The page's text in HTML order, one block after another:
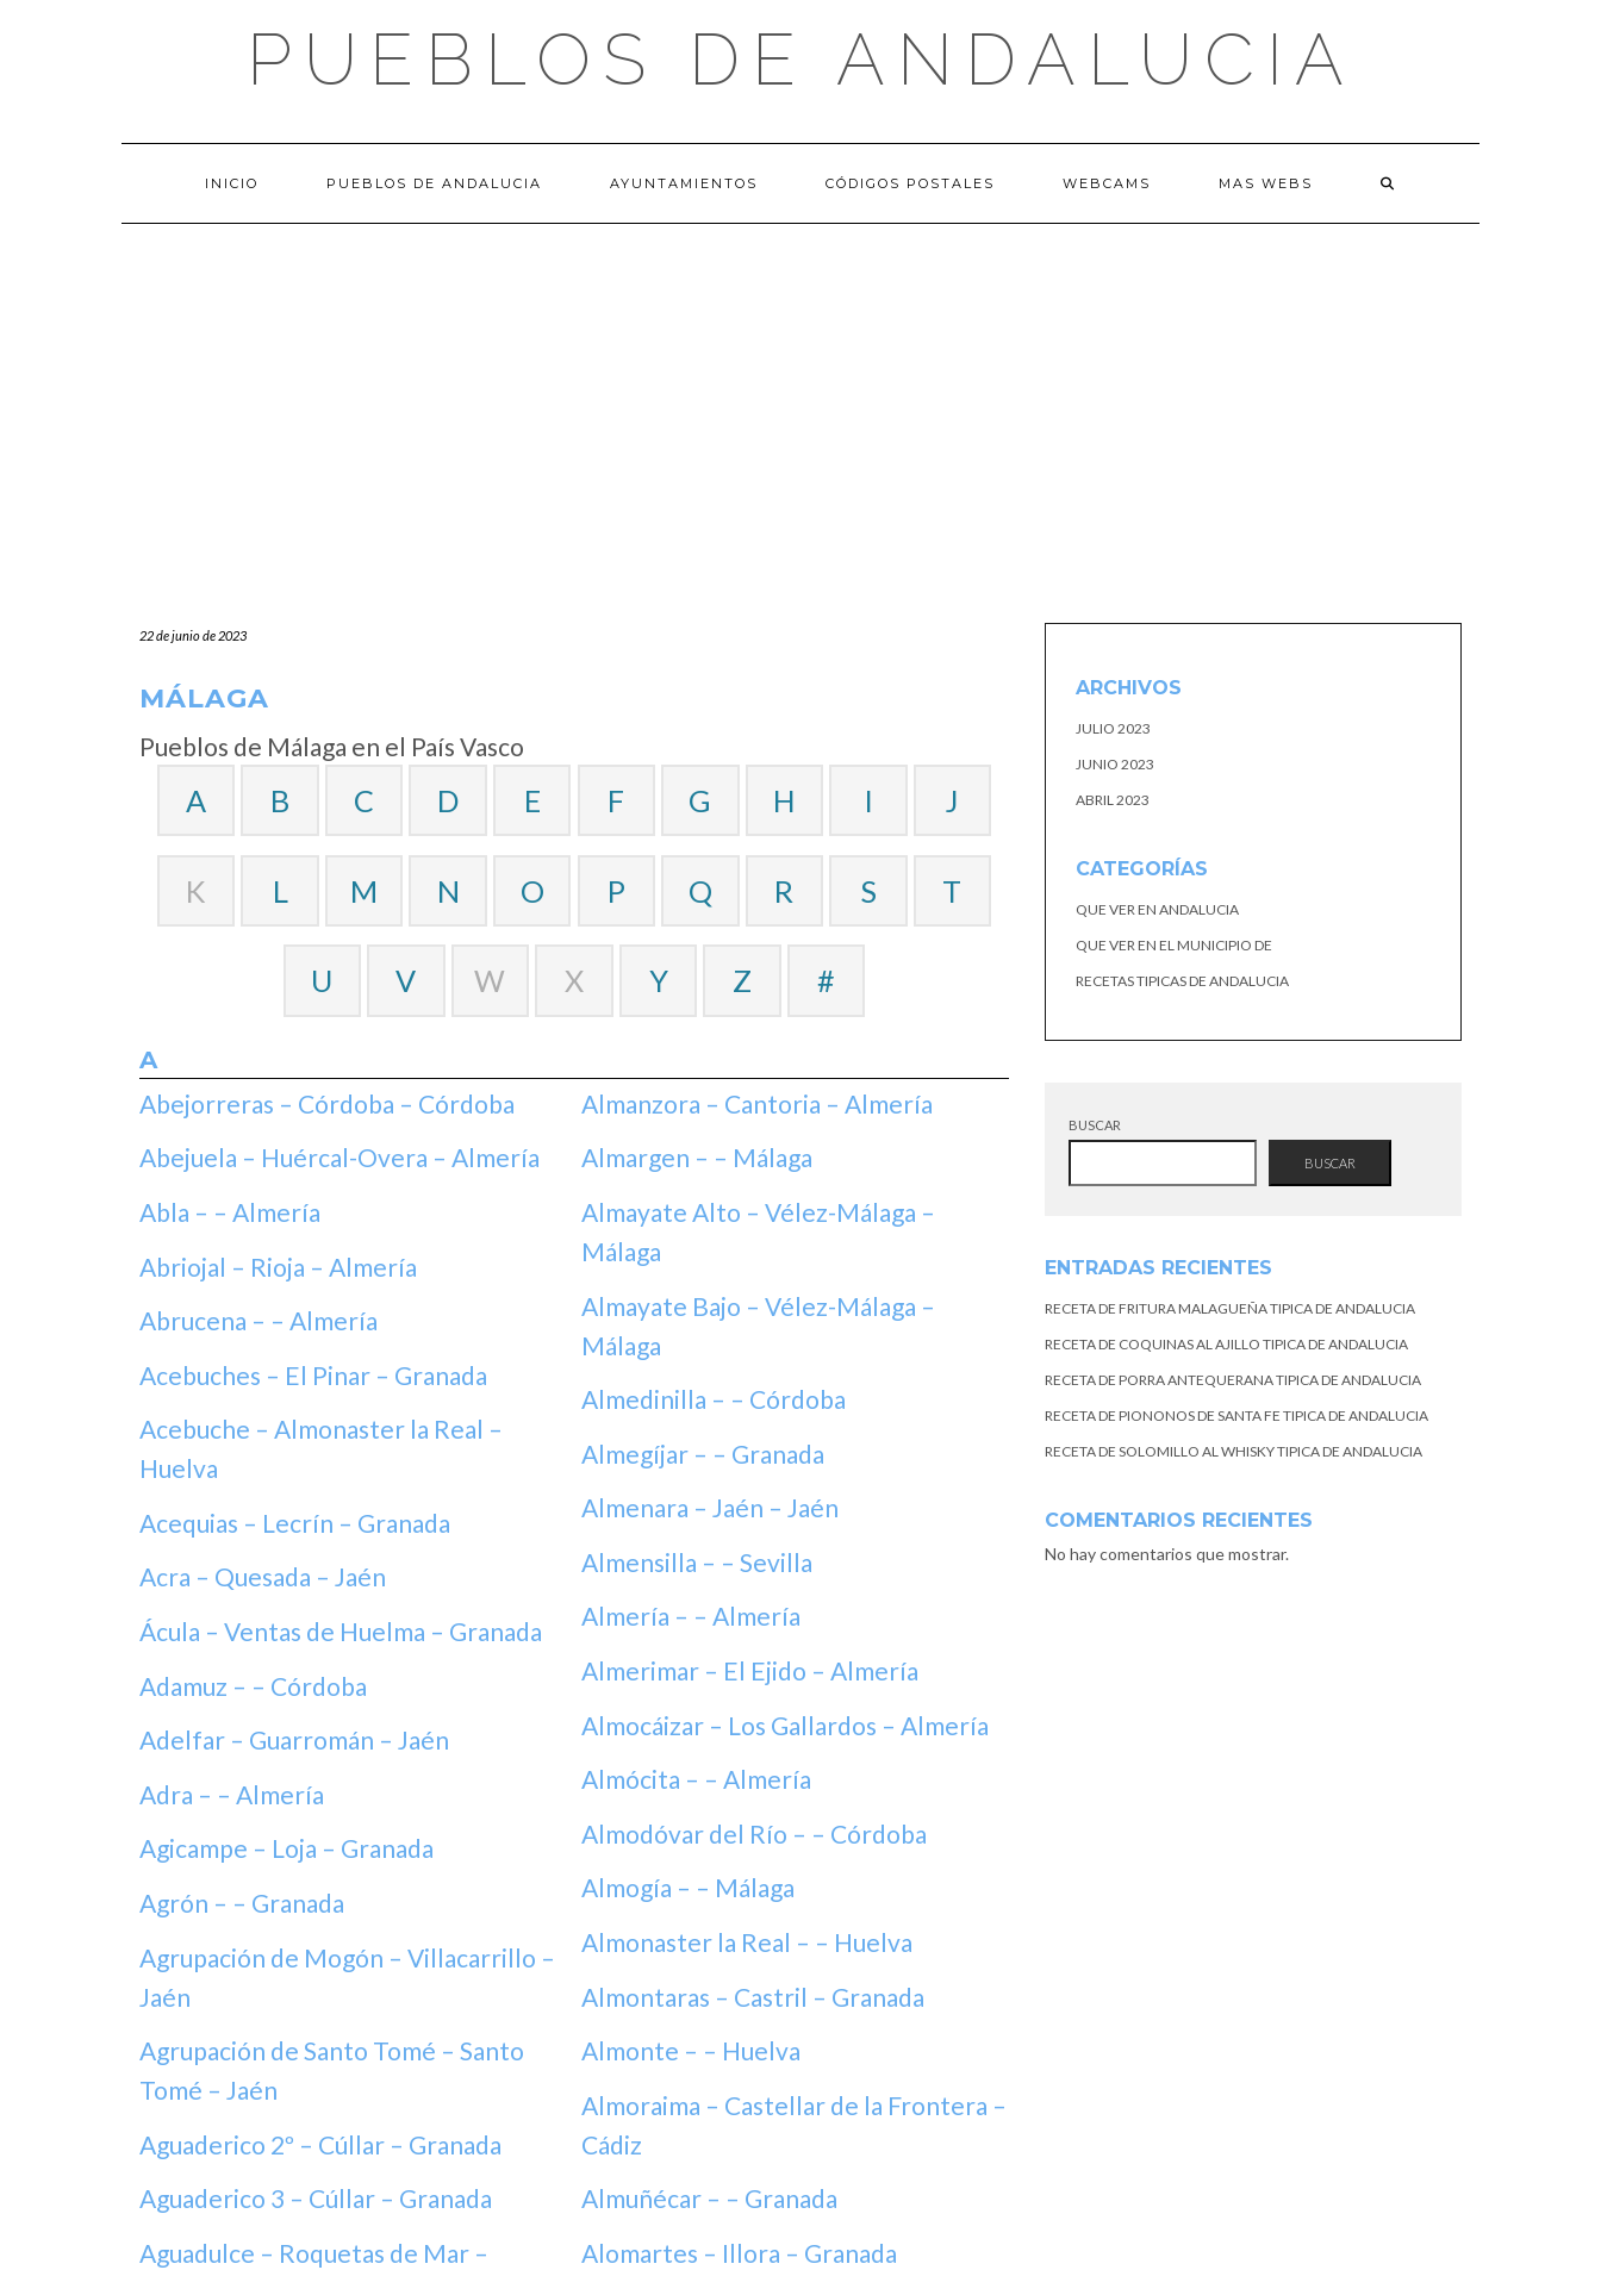
PUEBLOS DE ANDALUCIA
INICIO PUEBLOS DE ANDALUCIA AYUNTAMIENTOS CÓDIGOS POSTALES WEBCAMS MAS WEBS
22 de junio de 2023
MÁLAGA
Pueblos de Málaga en el País Vasco
A B C D E F G H I J
K L M N O P Q R S T
U V W X Y Z #
A
Abejorreras – Córdoba – Córdoba
Abejuela – Huércal-Overa – Almería
Abla – – Almería
Abriojal – Rioja – Almería
Abrucena – – Almería
Acebuches – El Pinar – Granada
Acebuche – Almonaster la Real –
Huelva
Acequias – Lecrín – Granada
Acra – Quesada – Jaén
Ácula – Ventas de Huelma – Granada
Adamuz – – Córdoba
Adelfar – Guarromán – Jaén
Adra – – Almería
Agicampe – Loja – Granada
Agrón – – Granada
Agrupación de Mogón – Villacarrillo –
Jaén
Agrupación de Santo Tomé – Santo
Tomé – Jaén
Aguaderico 2º – Cúllar – Granada
Aguaderico 3 – Cúllar – Granada
Aguadulce – Roquetas de Mar –
Almanzora – Cantoria – Almería
Almargen – – Málaga
Almayate Alto – Vélez-Málaga –
Málaga
Almayate Bajo – Vélez-Málaga –
Málaga
Almedinilla – – Córdoba
Almegíjar – – Granada
Almenara – Jaén – Jaén
Almensilla – – Sevilla
Almería – – Almería
Almerimar – El Ejido – Almería
Almocáizar – Los Gallardos – Almería
Almócita – – Almería
Almodóvar del Río – – Córdoba
Almogía – – Málaga
Almonaster la Real – – Huelva
Almontaras – Castril – Granada
Almonte – – Huelva
Almoraima – Castellar de la Frontera –
Cádiz
Almuñécar – – Granada
Alomartes – Illora – Granada
ARCHIVOS
JULIO 2023
JUNIO 2023
ABRIL 2023
CATEGORÍAS
QUE VER EN ANDALUCIA
QUE VER EN EL MUNICIPIO DE
RECETAS TIPICAS DE ANDALUCIA
BUSCAR
BUSCAR
ENTRADAS RECIENTES
RECETA DE FRITURA MALAGUEÑA TIPICA DE ANDALUCIA
RECETA DE COQUINAS AL AJILLO TIPICA DE ANDALUCIA
RECETA DE PORRA ANTEQUERANA TIPICA DE ANDALUCIA
RECETA DE PIONONOS DE SANTA FE TIPICA DE ANDALUCIA
RECETA DE SOLOMILLO AL WHISKY TIPICA DE ANDALUCIA
COMENTARIOS RECIENTES
No hay comentarios que mostrar.